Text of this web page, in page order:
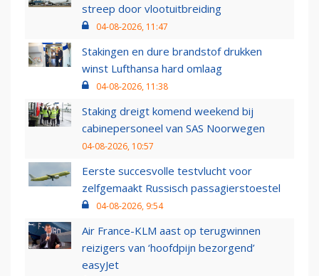
streep door vlootuitbreiding
04-08-2026, 11:47
Stakingen en dure brandstof drukken
winst Lufthansa hard omlaag
04-08-2026, 11:38
Staking dreigt komend weekend bij
cabinepersoneel van SAS Noorwegen
04-08-2026, 10:57
Eerste succesvolle testvlucht voor
zelfgemaakt Russisch passagierstoestel
04-08-2026, 9:54
Air France-KLM aast op terugwinnen
reizigers van ‘hoofdpijn bezorgend’
easyJet